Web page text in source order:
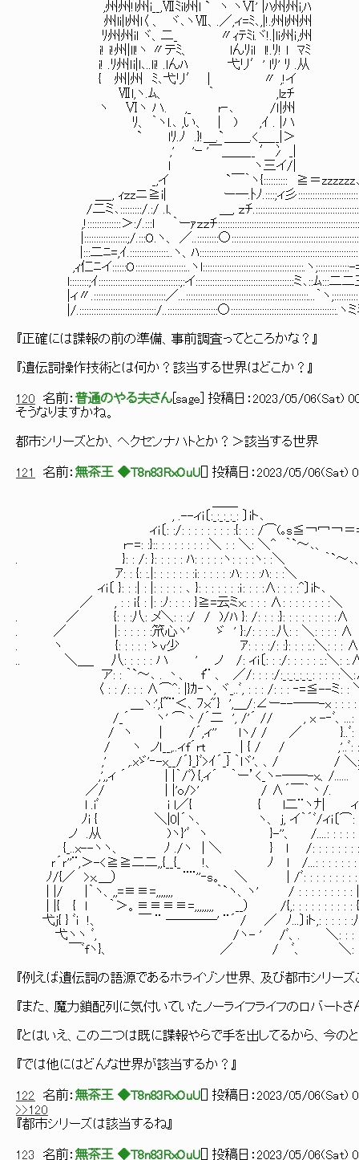
,州州!l州i__,Ⅶﾐil州l ` ヽ ヽⅥ' |ﾊ州州i,ﾊ
州li|l州l〈 、 ヾ､ヽⅦ、.／,ィ=ﾐ､,|!.州l州州
ﾘ州州il ヾ、二_ 〃ｨﾃﾐi.ヾ!.|lｉ州ｉ,州
i! i!州|ll!ヽ 〃テﾐ、 lんﾘil l!.ﾘ! l ﾏﾐ
i! .ﾘ州ｌi|l､..li! .lんﾊ 弋リ′' lﾘ' ﾘ .从
{ 州|州 ﾐ､弋リ′ | 〃 ,!イ
Ⅶl,ヽ.ﾑ、 ｀ ,lzﾁ
ヽ Ⅵヽ ハ. ,_ r‐､ /ｌ|州
ﾘ、 ｀ヽl.､ ,い、 | ) ,ｲ . |ハ
` lﾘ.ﾉ .}!＿.`＿＿.<＿__|＞
,' 'ｰ '￣＿＿__ ′冫 _|
l ヽ三イ/|
_,イ `￣｀ヽ{:::::::::: ≧＝zzzzzz
＿_, ｨｚzニ≧i| ー―.ﾄﾉ.::::;ィ彡
/二ミ､:::::::::/.:/ .l、 ＿, ｚﾁ
,!::::::::::::::＞:/.:::l ｀ーｧｚｚﾁ
|::::::::::::::::::;/.:::O.ヽ、 ／
|:::二ﾆ=,ｲ.::::::::::::::::..ヽ、ﾊ
,ｨ仁ﾆイ::::::O:::::::::::::::::::::..ヽl::::::::::::::::::::::::::::::::::::::::::.ヽ
l::::::::;ｲ::::::::::::::::::::::::::::::::::;:イ:::::::::::::::::::::::::::::::::::::::::ミ､::ﾑ:::二
|ィ〃.::::::::::::::::::::::::::::::／...:::::::::::::::::::::::::::::::::::::::::::::::::::...｀ヽ
|/.::::::::::::::::::::::::::::::::/..:::::::::::::::::::::○::::::::::::::::::::::::::::::::::::::::::::.ヽミ
『正確には諜報の前の準備、事前調査ってところかな？』
『遺伝詞操作技術とは何か？該当する世界はどこか？』
120 名前： 普通のやる夫さん sage ] 投稿日： 2023/05/06(Sat)
そうなりますかね。
都市シリーズとか、ヘクセンナハトとか？＞該当する世界
121 名前： 無茶王 ◆T8n83RxOuU ] 投稿日： 2023/05/06(Sat)
, .--ィi〔:_:_:_:_: 〕iト､
ィi〔: :/: : : : : : : : :{: : : /⌒(｡s≦￢冖￢＝
r‐=: :}:: : : : : : : : :＼ : : ＼: ＼^ ｀`～､
. }: : /: }: : : : : ﾊ: : : : :ヽ: : : :ヽ: :＼ ｀`～
ｱ: : {: :.|: : : : : : :i: : : : : :ﾊ: : : :ﾊ: : :＼ ｀`
ィi〔 }: : :| : |: : : : : ､ }: : : : : : :ｉ: : : :∧: : : :^〕i
／ , : : ｉ{ : |: :ﾉ: : : : }≧=云ミx: : : : ∧: : : : : : : :
. ／ {: : :八: メ＼: : :/ / )/ﾊ }: /: : : :}: : : : : : : :
. ／ |: : : : : :笊心ヽ' ゞ ' }:/: : : :.八: : ＼: : : :
. ヽ {: : : : : ゝv少 ｱ: : : :/: :}: : : :.:＼: : :
.. ＼＿_ 八: : : : : ハ ' ノ /: ィi〔: : :/: : : : : :.:＼:
ア: : ｀`～､ . 丶、 f¨ 、 ／/: : : :/:_:_:_:_:_: : : : :＼
〈 : : /: : : ∧⌒^: |}ｶ‐ヽ, ヾ_..ﾞ, : : : /: : : ‐=≦--ミ: : ＼: :
＿ヽ:',{~¨＜、ﾌｘ"} ',＿/:∠ー--──-x : : : : : ＼
/_´ ヽ' ⌒丶/´二 ', /'´ // , x -‐ﾞ、...: : : : :
/ ヽ | /´,ィ'' lヽ/ / ／ }..ﾞ: : : : : : :
/ ヽ ノｌ__,..ィf´rt __ | { / / ,'..ﾞ: : : : : : :
,' ,.xゞ'‐-x__/´}_}ﾞ>ｲ´_} ｀lヾ'、、/ / ＼: : : :
,',,ィ ´ | |｀/ﾞ〉{,ィ´ ｀ー’<_ヽ-──-x、/......
／/ | |'o/>' / ∧´￣｀丶/. ＼: :
l .iﾞ i l／{ { l二¨ヽﾅ| ィi〔⌒
ﾉi { ＼|0|´ヽ、 ヽ、 j, イ｀´ﾞ/ィi〔
ノ .从 )ヽ}'ﾞ ヽ }-''、 /....: : : : : : :
{_..x--ヽヽ、 ﾉ ./ヽ | ＼ } l /: : : : : : : : : :
ｒ´ｒ''¨,＞-<≧≧二二,,{__{_ !、 ﾉ l /...: : : : : : :
ﾉ/{／ >x.＿） ¨¨''‐s。 ＼ | /ﾞ: : : : : : : : : : : :
| |/ |｀ヽ、,,=≡≡=,,,,,,, ｀`ヽ、ヽ' / : : : : : : : : : |: : : :
| |{ { l ｀＞。≡≡≡≡=,,,,,,,, __） /{,: : : : : : : : : : {: : : :
弋j{ } ﾞi !、 ￣ ¨ ────' ¨´ / ／ ﾉ...〕iト,: : : : : :八: : :
弋ヽヽ ﾞ, /ヽ- ' /ﾞ、. ＼: : : : :＼: : : : : :
￣ﾞfヽ}、 ／ / ﾞ、 ＼: : : : :
『例えば遺伝詞の語源であるホライゾン世界、及び都市シリー
『また、魔力鎖配列に気付いていたノーライフライフのロバートさ
『とはいえ、この二つは既に諜報やらで手を出してるから、今の
『では他にはどんな世界が該当するか？』
122 名前： 無茶王 ◆T8n83RxOuU ] 投稿日： 2023/05/06(Sat)
>>120
『都市シリーズは該当するね』
123 名前： 無茶王 ◆T8n83RxOuU ] 投稿日： 2023/05/06(Sat)